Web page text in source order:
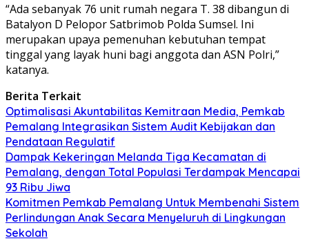
“Ada sebanyak 76 unit rumah negara T. 38 dibangun di
Batalyon D Pelopor Satbrimob Polda Sumsel. Ini
merupakan upaya pemenuhan kebutuhan tempat
tinggal yang layak huni bagi anggota dan ASN Polri,”
katanya.
Berita Terkait
​Optimalisasi Akuntabilitas Kemitraan Media, Pemkab
Pemalang Integrasikan Sistem Audit Kebijakan dan
Pendataan Regulatif
Dampak Kekeringan Melanda Tiga Kecamatan di
Pemalang, dengan Total Populasi Terdampak Mencapai
93 Ribu Jiwa
Komitmen Pemkab Pemalang Untuk Membenahi Sistem
Perlindungan Anak Secara Menyeluruh di Lingkungan
Sekolah